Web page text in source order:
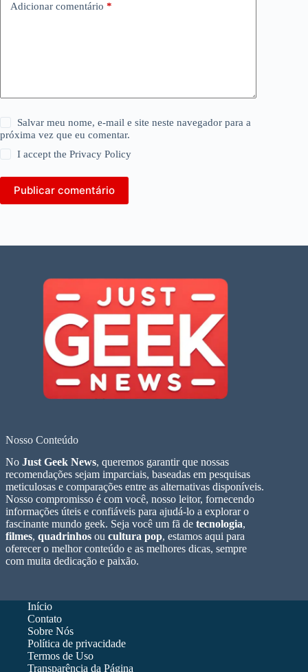
Adicionar comentário *
Salvar meu nome, e-mail e site neste navegador para a
próxima vez que eu comentar.
I accept thePrivacy Policy
Publicar comentário
Nosso Conteúdo
No Just Geek News, queremos garantir que nossas
recomendações sejam imparciais, baseadas em pesquisas
meticulosas e comparações entre as alternativas disponíveis.
Nosso compromisso é com você, nosso leitor, fornecendo
informações úteis e confiáveis para ajudá-lo a explorar o
fascinante mundo geek. Seja você um fã de tecnologia,
filmes, quadrinhos ou cultura pop, estamos aqui para
oferecer o melhor conteúdo e as melhores dicas, sempre
com muita dedicação e paixão.
Início
Contato
Sobre Nós
Política de privacidade
Termos de Uso
Transparência da Página